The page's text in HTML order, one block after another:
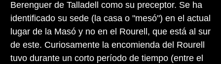
Berenguer de Talladell como su preceptor. Se ha
identificado su sede (la casa o "mesó") en el actual
lugar de la Masó y no en el Rourell, que está al sur
de este. Curiosamente la encomienda del Rourell
tuvo durante un corto período de tiempo (entre el